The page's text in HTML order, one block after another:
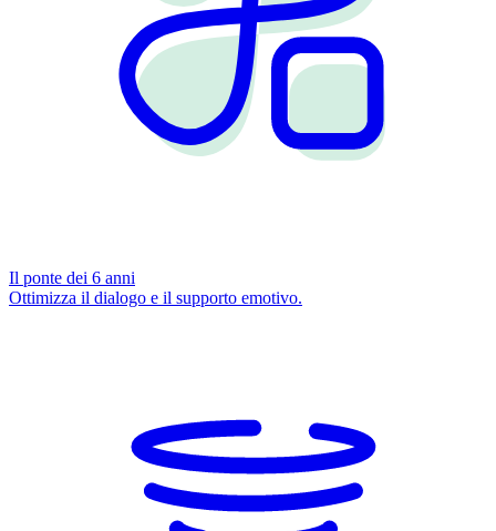
Il ponte dei 6 anni
Ottimizza il dialogo e il supporto emotivo.